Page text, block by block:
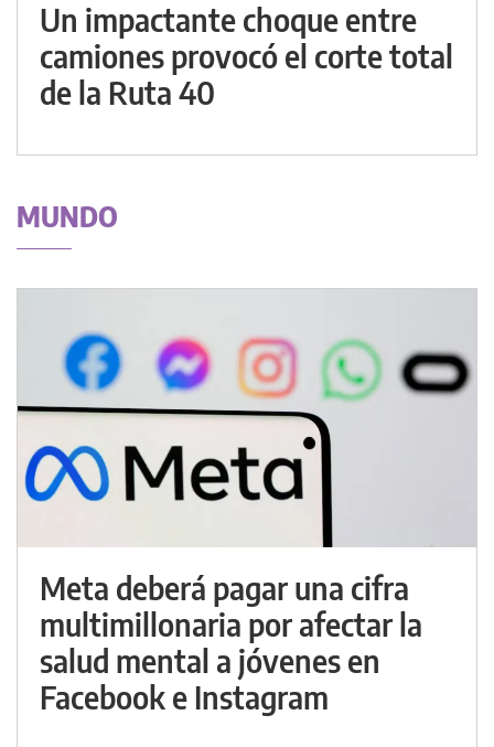
Un impactante choque entre
camiones provocó el corte total
de la Ruta 40
MUNDO
Meta deberá pagar una cifra
multimillonaria por afectar la
salud mental a jóvenes en
Facebook e Instagram